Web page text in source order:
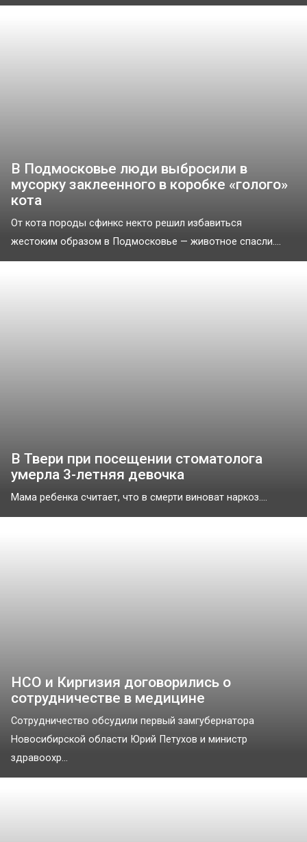
В Подмосковье люди выбросили в
мусорку заклеенного в коробке «голого»
кота
От кота породы сфинкс некто решил избавиться
жестоким образом в Подмосковье — животное спасли....
В Твери при посещении стоматолога
умерла 3-летняя девочка
Мама ребенка считает, что в смерти виноват наркоз....
НСО и Киргизия договорились о
сотрудничестве в медицине
Сотрудничество обсудили первый замгубернатора
Новосибирской области Юрий Петухов и министр
здравоохр...